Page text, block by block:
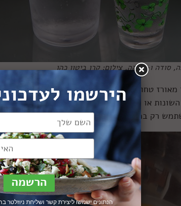
סודה ו-וודקה. צילום: קרן ביטון כהן
טחון, שבניגוד לחיטה לא מכיל את
השונות או לטחון בבית אם יש לכם מעבד מזון חזק
רק במה שעבר). לא מצאתם בשום מקום?
הירשמו
הנתונים ישמשו ליצירת קשר ושליחת ניוזלטר